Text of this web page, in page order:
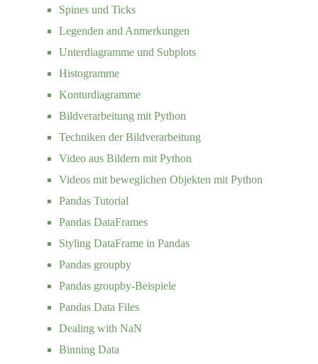
Spines und Ticks
Legenden and Anmerkungen
Unterdiagramme und Subplots
Histogramme
Konturdiagramme
Bildverarbeitung mit Python
Techniken der Bildverarbeitung
Video aus Bildern mit Python
Videos mit beweglichen Objekten mit Python
Pandas Tutorial
Pandas DataFrames
Styling DataFrame in Pandas
Pandas groupby
Pandas groupby-Beispiele
Pandas Data Files
Dealing with NaN
Binning Data